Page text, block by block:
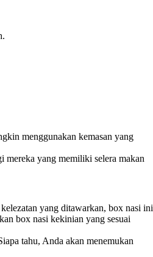
menggunakan kemasan yang
yang memiliki selera makan
yang ditawarkan, box nasi ini
box nasi kekinian yang sesuai
tahu, Anda akan menemukan